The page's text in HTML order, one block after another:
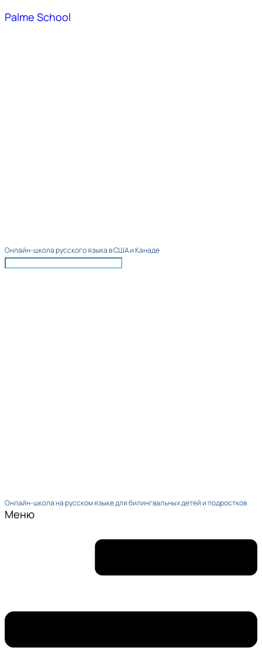
Palme School
Онлайн-школа русского языка в США и Канаде​
Онлайн-школа на русском языке для билингвальных детей и подростков
Меню